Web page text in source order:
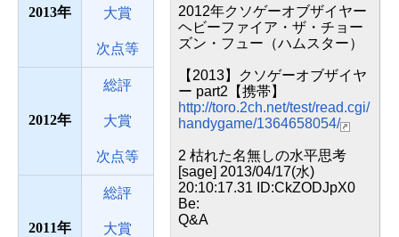
2013 大賞
次点等
2012
総評
大賞
次点等
2011
総評
大賞
2012年クソゲーオブザイヤー
ヘビーファイア・ザ・チョー
ズン・フュー（ハムスター）
【2013】クソゲーオブザイヤ
ー part2【携帯】
http://toro.2ch.net/test/read.cgi/
handygame/1364658054/
2 枯れた名無しの水平思考
[sage] 2013/04/17(水)
20:10:17.31 ID:CkZODJpX0
Be:
Q&A